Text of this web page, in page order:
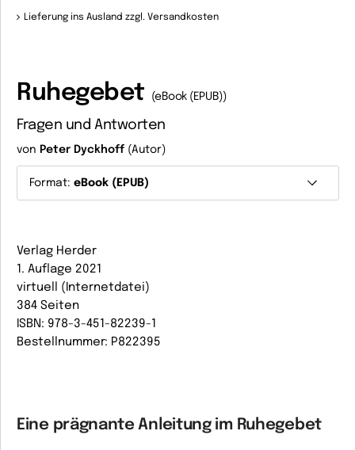
Lieferung ins Ausland zzgl. Versandkosten
Ruhegebet (eBook (EPUB))
Fragen und Antworten
von Peter Dyckhoff (Autor)
Format: eBook (EPUB)
Verlag Herder
1. Auflage 2021
virtuell (Internetdatei)
384 Seiten
ISBN: 978-3-451-82239-1
Bestellnummer: P822395
Eine prägnante Anleitung im Ruhegebet